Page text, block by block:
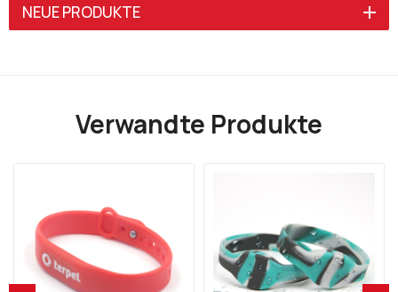
NEUE PRODUKTE
Verwandte Produkte